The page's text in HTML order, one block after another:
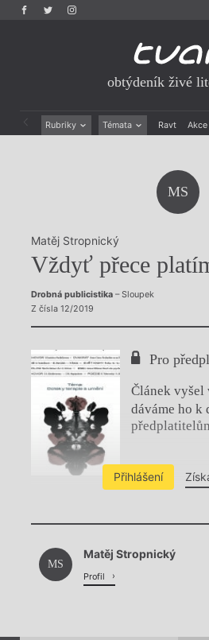
obtýdeník živé
Rubriky Témata Ravt Akce
Výroční ceny
MS
Matěj Stropnický
Vždyť přece
Drobná publicistika– Sloupek
Z čísla 12/2019
Pro
Článek vyšel
dáváme ho k
Přihlášení
Načítá se.
MS
Matěj Stropnický
Profil